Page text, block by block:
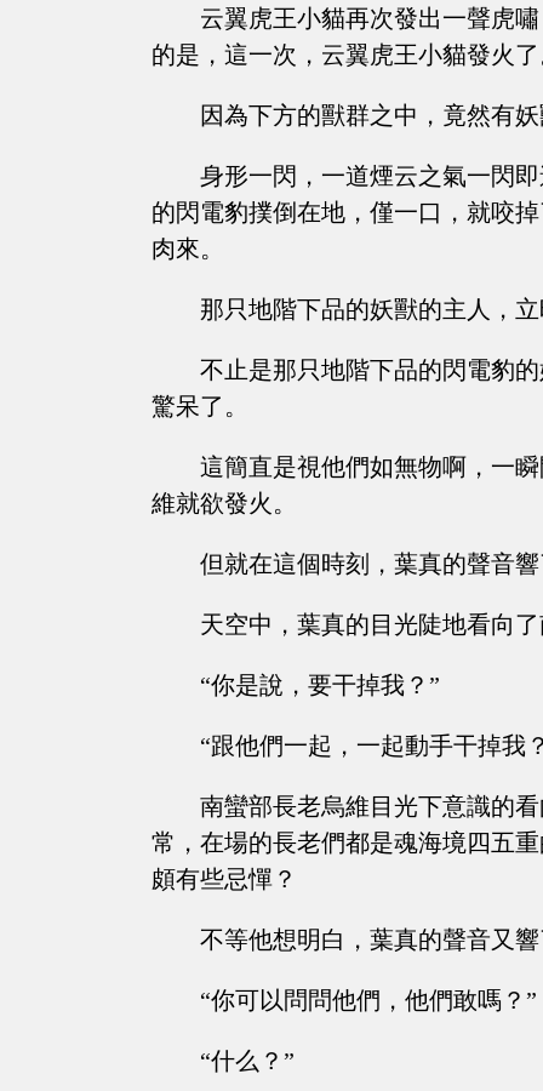
云翼虎王小貓再次發出一聲虎
的是，這一次，云翼虎王小貓發火
因為下方的獸群之中，竟然有
身形一閃，一道煙云之氣一閃
的閃電豹撲倒在地，僅一口，就咬
肉來。
那只地階下品的妖獸的主人，
不止是那只地階下品的閃電豹
驚呆了。
這簡直是視他們如無物啊，一
維就欲發火。
但就在這個時刻，葉真的聲音
天空中，葉真的目光陡地看向
“你是說，要干掉我？”
“跟他們一起，一起動手干掉我
南蠻部長老烏維目光下意識的
常，在場的長老們都是魂海境四五
頗有些忌憚？
不等他想明白，葉真的聲音又
“你可以問問他們，他們敢嗎？”
“什么？”